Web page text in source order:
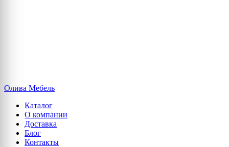
Олива Мебель
Каталог
О компании
Доставка
Блог
Контакты